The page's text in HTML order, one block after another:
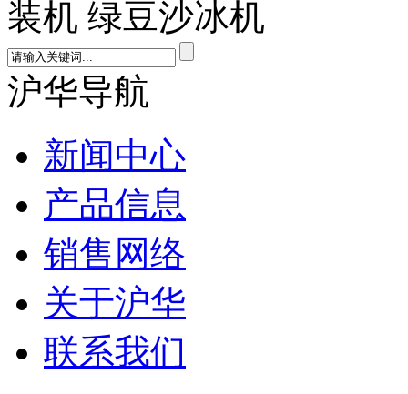
装机 绿豆沙冰机
沪华导航
新闻中心
产品信息
销售网络
关于沪华
联系我们